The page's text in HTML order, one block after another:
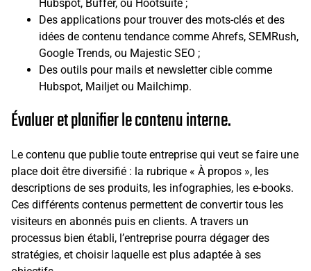
Hubspot, Buffer, ou Hootsuite ;
Des applications pour trouver des mots-clés et des
idées de contenu tendance comme Ahrefs, SEMRush,
Google Trends, ou Majestic SEO ;
Des outils pour mails et newsletter cible comme
Hubspot, Mailjet ou Mailchimp.
Évaluer et planifier le contenu interne.
Le contenu que publie toute entreprise qui veut se faire une
place doit être diversifié : la rubrique « À propos », les
descriptions de ses produits, les infographies, les e-books.
Ces différents contenus permettent de convertir tous les
visiteurs en abonnés puis en clients. A travers un
processus bien établi, l’entreprise pourra dégager des
stratégies, et choisir laquelle est plus adaptée à ses